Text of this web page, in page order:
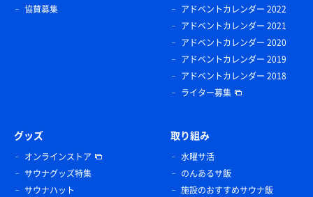
協賛募集
アドベントカレンダー 2022
アドベントカレンダー 2021
アドベントカレンダー 2020
アドベントカレンダー 2019
アドベントカレンダー 2018
ライター募集
グッズ
オンラインストア
サウナグッズ特集
サウナハット
取り組み
水曜サ活
のんあるサ飯
施設のおすすめサウナ飯